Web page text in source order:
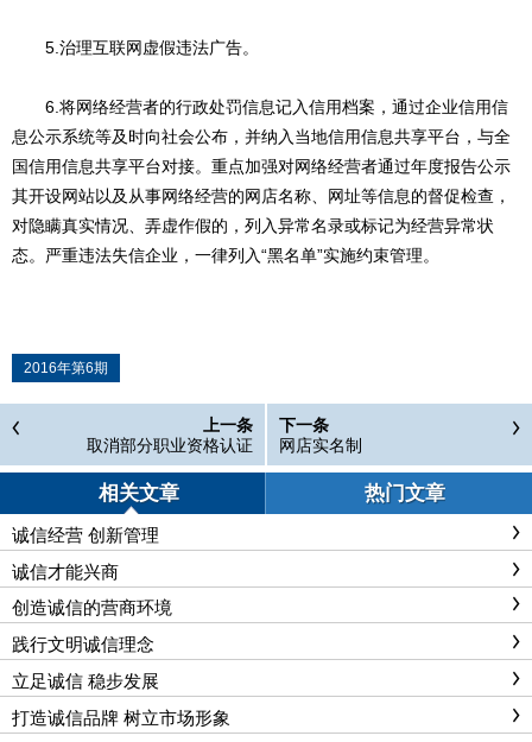
5.治理互联网虚假违法广告。
6.将网络经营者的行政处罚信息记入信用档案，通过企业信用信
息公示系统等及时向社会公布，并纳入当地信用信息共享平台，与全
国信用信息共享平台对接。重点加强对网络经营者通过年度报告公示
其开设网站以及从事网络经营的网店名称、网址等信息的督促检查，
对隐瞒真实情况、弄虚作假的，列入异常名录或标记为经营异常状
态。严重违法失信企业，一律列入“黑名单”实施约束管理。
2016年第6期
上一条
取消部分职业资格认证
下一条
网店实名制
相关文章 热门文章
诚信经营 创新管理
诚信才能兴商
创造诚信的营商环境
践行文明诚信理念
立足诚信 稳步发展
打造诚信品牌 树立市场形象